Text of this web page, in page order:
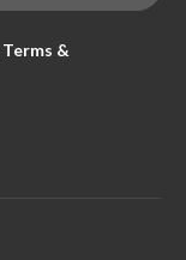
Terms &